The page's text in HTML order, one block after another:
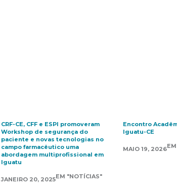
CRF-CE, CFF e ESPI promoveram
Workshop de segurança do
paciente e novas tecnologias no
campo farmacêutico uma
abordagem multiprofissional em
Iguatu
JANEIRO 20, 2025EM "NOTÍCIAS"
Encontro
Iguatu-CE
MAIO 19, 2026